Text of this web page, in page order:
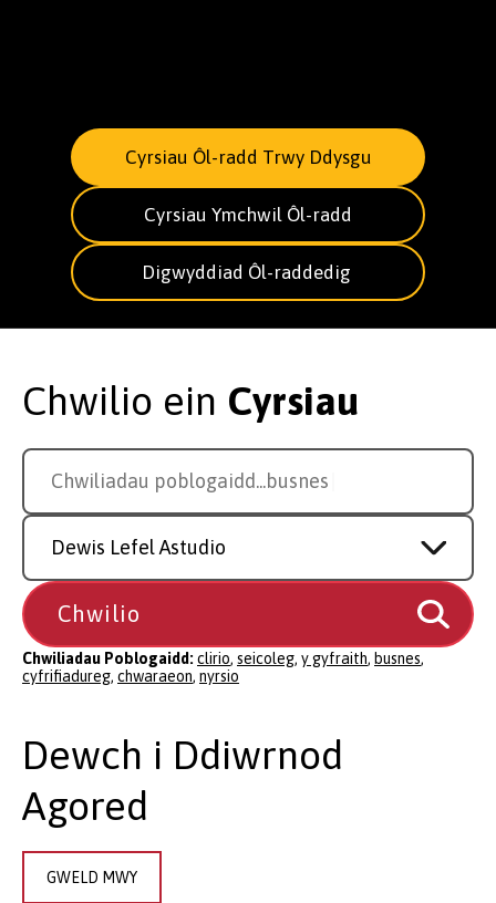
Cyrsiau Ôl-radd Trwy Ddysgu
Cyrsiau Ymchwil Ôl-radd
Digwyddiad Ôl-raddedig
Chwilio ein Cyrsiau
Search
a
course
Chwiliadau poblogaidd...cyfri
Study
Level
Chwiliadau Poblogaidd: clirio, seicoleg, y gyfraith, busnes,
cyfrifiadureg, chwaraeon, nyrsio
Dewch i Ddiwrnod
Agored
GWELD MWY